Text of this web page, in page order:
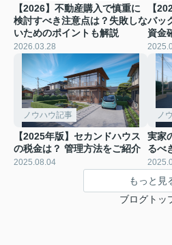
【2026】不動産購入で慎重に
検討すべき注意点は？失敗しな
いためのポイントも解説
2026.03.28
【
バッ
資金
ノウハウ記事
【2025年版】セカンドハウス
の税金は？ 管理方法をご紹介
2025.08.04
ノ
実家
るべ
もっと見
ブログトッ